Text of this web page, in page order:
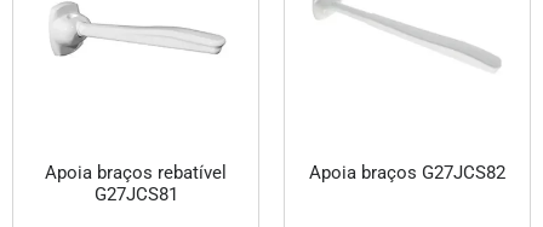
Apoia braços rebatível
G27JCS81
Apoia braços G27JCS82